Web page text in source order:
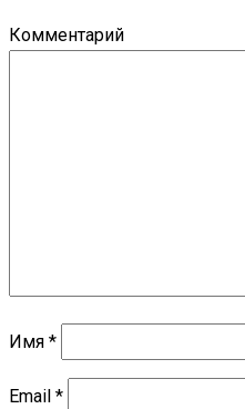
Комментарий
Имя *
Email *